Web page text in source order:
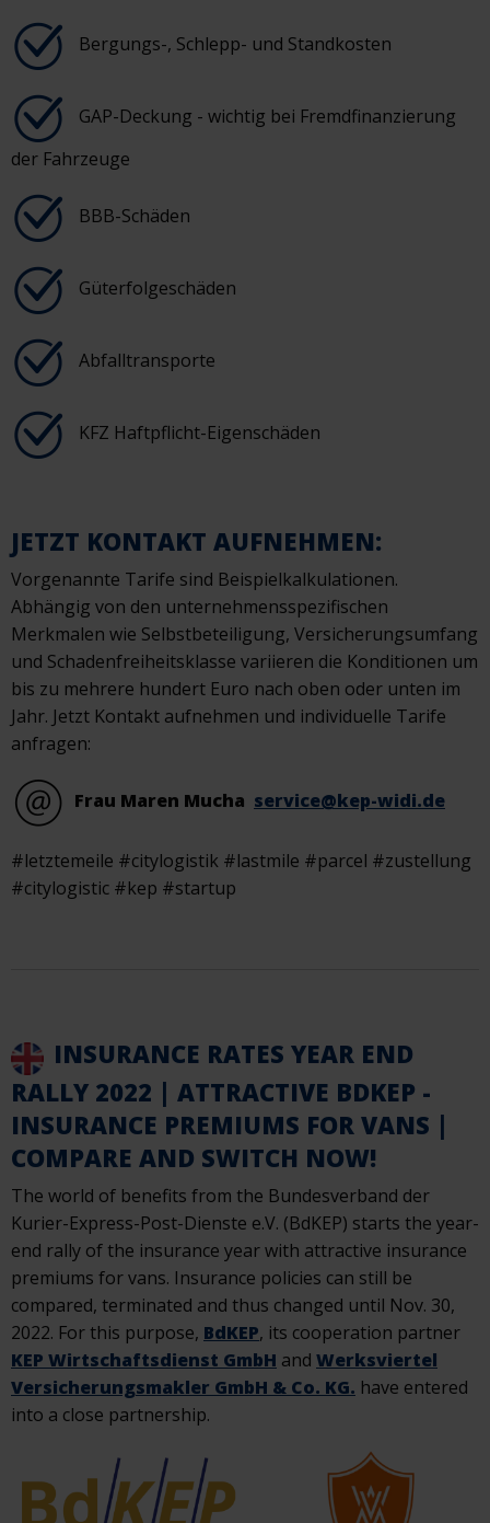
Bergungs-, Schlepp- und Standkosten
GAP-Deckung - wichtig bei Fremdfinanzierung
der Fahrzeuge
BBB-Schäden
Güterfolgeschäden
Abfalltransporte
KFZ Haftpflicht-Eigenschäden
JETZT KONTAKT AUFNEHMEN:
Vorgenannte Tarife sind Beispielkalkulationen.
Abhängig von den unternehmensspezifischen
Merkmalen wie Selbstbeteiligung, Versicherungsumfang
und Schadenfreiheitsklasse variieren die Konditionen um
bis zu mehrere hundert Euro nach oben oder unten im
Jahr. Jetzt Kontakt aufnehmen und individuelle Tarife
anfragen:
Frau Maren Mucha service@kep-widi.de
#letztemeile #citylogistik #lastmile #parcel #zustellung
#citylogistic #kep #startup
INSURANCE RATES YEAR END
RALLY 2022 | ATTRACTIVE BDKEP -
INSURANCE PREMIUMS FOR VANS |
COMPARE AND SWITCH NOW!
The world of benefits from the Bundesverband der
Kurier-Express-Post-Dienste e.V. (BdKEP) starts the year-
end rally of the insurance year with attractive insurance
premiums for vans. Insurance policies can still be
compared, terminated and thus changed until Nov. 30,
2022. For this purpose, BdKEP, its cooperation partner
KEP Wirtschaftsdienst GmbH and Werksviertel
Versicherungsmakler GmbH & Co. KG. have entered
into a close partnership.